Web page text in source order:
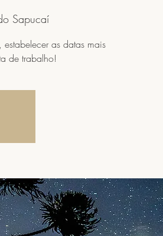
Sapucaí
as datas mais
de trabalho!